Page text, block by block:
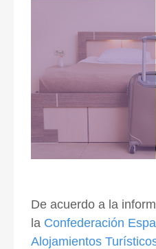
De acuerdo a la
la Confederación
Alojamientos